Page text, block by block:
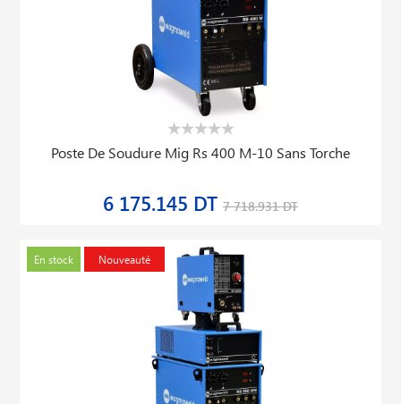
Poste De Soudure Mig Rs 400 M-10 Sans Torche
6 175.145 DT 7 718.931 DT
En stock Nouveauté